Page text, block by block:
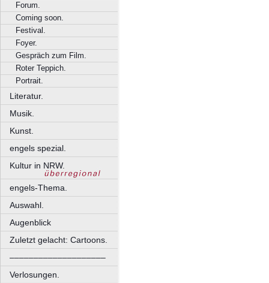
Forum.
Coming soon.
Festival.
Foyer.
Gespräch zum Film.
Roter Teppich.
Portrait.
Literatur.
Musik.
Kunst.
engels spezial.
Kultur in NRW.
engels-Thema.
Auswahl.
Augenblick
Zuletzt gelacht: Cartoons.
––––––––––––––––––––
Verlosungen.